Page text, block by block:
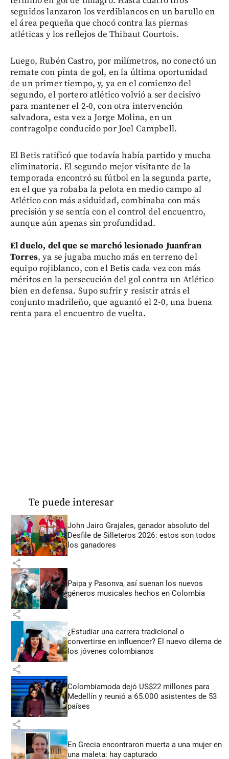
seguidos lanzaron los verdiblancos en un barullo en
el área pequeña que chocó contra las piernas
atléticas y los reflejos de Thibaut Courtois.
Luego, Rubén Castro, por milímetros, no conectó un
remate con pinta de gol, en la última oportunidad
de un primer tiempo, y, ya en el comienzo del
segundo, el portero atlético volvió a ser decisivo
para mantener el 2-0, con otra intervención
salvadora, esta vez a Jorge Molina, en un
contragolpe conducido por Joel Campbell.
El Betis ratificó que todavía había partido y mucha
eliminatoria. El segundo mejor visitante de la
temporada encontró su fútbol en la segunda parte,
en el que ya robaba la pelota en medio campo al
Atlético con más asiduidad, combinaba con más
precisión y se sentía con el control del encuentro,
aunque aún apenas sin profundidad.
El duelo, del que se marchó lesionado Juanfran
Torres, ya se jugaba mucho más en terreno del
equipo rojiblanco, con el Betis cada vez con más
méritos en la persecución del gol contra un Atlético
bien en defensa. Supo sufrir y resistir atrás el
conjunto madrileño, que aguantó el 2-0, una buena
renta para el encuentro de vuelta.
Te puede interesar
John Jairo Grajales, ganador absoluto del
Desfile de Silleteros 2026: estos son todos
los ganadores
share
Paipa y Pasonva, así suenan los nuevos
géneros musicales hechos en Colombia
share
¿Estudiar una carrera tradicional o
convertirse en influencer? El nuevo dilema de
los jóvenes colombianos
share
Colombiamoda dejó US$22 millones para
Medellín y reunió a 65.000 asistentes de 53
países
share
En Grecia encontraron muerta a una mujer en
una maleta: hay capturado